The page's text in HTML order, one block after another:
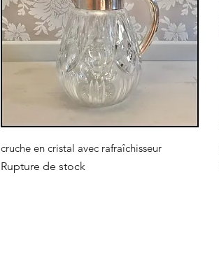
Aperçu rapide
cruche en cristal avec rafraîchisseur
Rupture de stock